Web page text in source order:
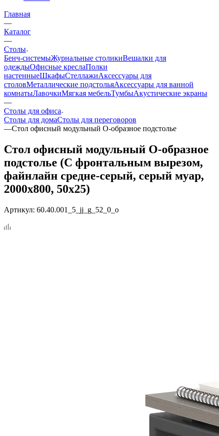
Главная
—
Каталог
—
Столы
Бенч-системыЖурнальные столикиВешалки для
одеждыОфисные креслаПолки
настенныеШкафыСтеллажиАксессуары для
столовМеталлические подстольяАксессуары для ванной
комнатыЛавочкиМягкая мебельТумбыАкустические экраны
—
Столы для офиса
Столы для домаСтолы для переговоров
—Стол офисный модульный О-образное подстолье
Стол офисный модульный О-образное
подстолье (С фронтальным вырезом,
файнлайн средне-серый, серый муар,
2000x800, 50x25)
Артикул: 60.40.001_5_jj_g_52_0_o